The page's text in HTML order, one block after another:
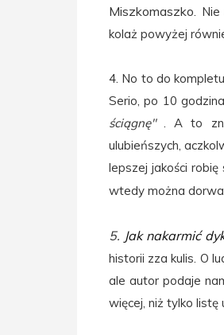
Miszkomaszko .
kolaż powyżej
4. No to do
Serio, po 10
ściągnę". A to
ulubieńszych,
lepszej jakości
wtedy można
5. Jak nakarmić
historii zza kulis. O
ale autor podaje
więcej, niż tylko listę